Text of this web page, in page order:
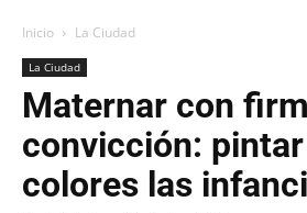
Inicio La Ciudad
La Ciudad
Maternar con
convicción:
colores las